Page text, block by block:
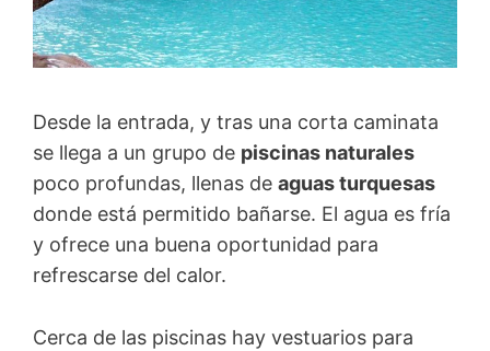
Desde la entrada, y tras una corta caminata
se llega a un grupo de piscinas naturales
poco profundas, llenas de aguas turquesas
donde está permitido bañarse. El agua es fría
y ofrece una buena oportunidad para
refrescarse del calor.
Cerca de las piscinas hay vestuarios para